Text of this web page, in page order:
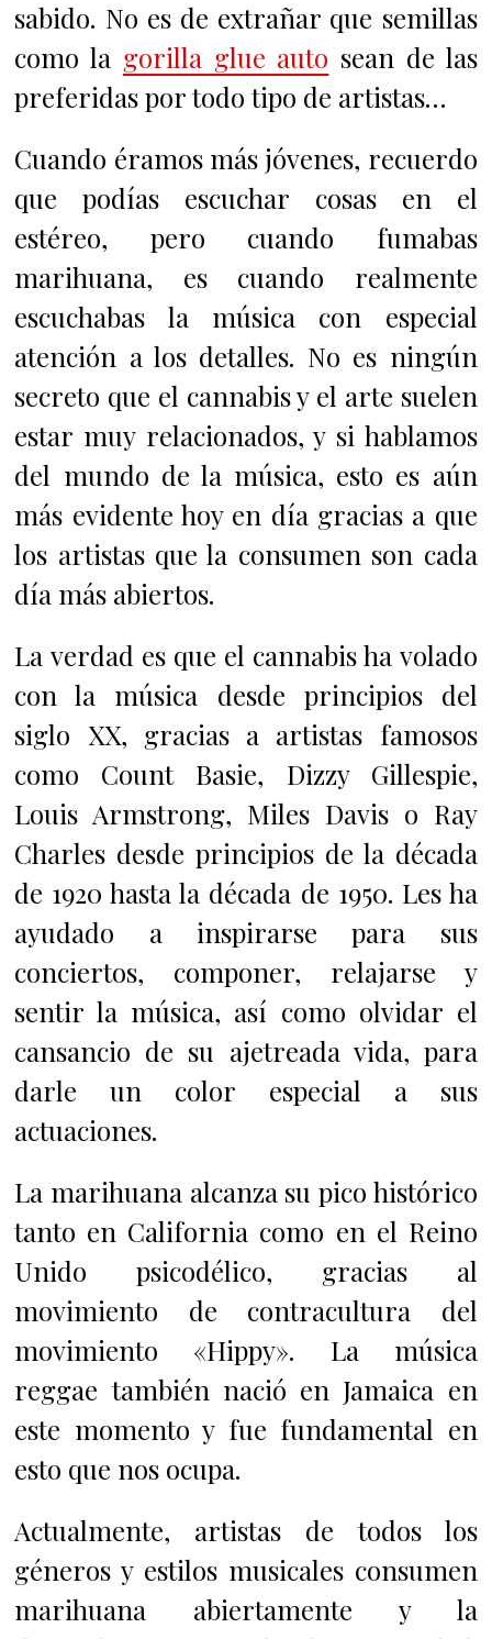
sabido. No es de extrañar que semillas
como la gorilla glue auto sean de las
preferidas por todo tipo de artistas…
Cuando éramos más jóvenes, recuerdo
que podías escuchar cosas en el
estéreo, pero cuando fumabas
marihuana, es cuando realmente
escuchabas la música con especial
atención a los detalles. No es ningún
secreto que el cannabis y el arte suelen
estar muy relacionados, y si hablamos
del mundo de la música, esto es aún
más evidente hoy en día gracias a que
los artistas que la consumen son cada
día más abiertos.
La verdad es que el cannabis ha volado
con la música desde principios del
siglo XX, gracias a artistas famosos
como Count Basie, Dizzy Gillespie,
Louis Armstrong, Miles Davis o Ray
Charles desde principios de la década
de 1920 hasta la década de 1950. Les ha
ayudado a inspirarse para sus
conciertos, componer, relajarse y
sentir la música, así como olvidar el
cansancio de su ajetreada vida, para
darle un color especial a sus
actuaciones.
La marihuana alcanza su pico histórico
tanto en California como en el Reino
Unido psicodélico, gracias al
movimiento de contracultura del
movimiento «Hippy». La música
reggae también nació en Jamaica en
este momento y fue fundamental en
esto que nos ocupa.
Actualmente, artistas de todos los
géneros y estilos musicales consumen
marihuana abiertamente y la